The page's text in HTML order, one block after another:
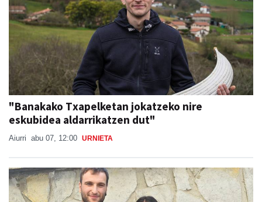
"Banakako Txapelketan jokatzeko nire
eskubidea aldarrikatzen dut"
Aiurri abu 07, 12:00 URNIETA